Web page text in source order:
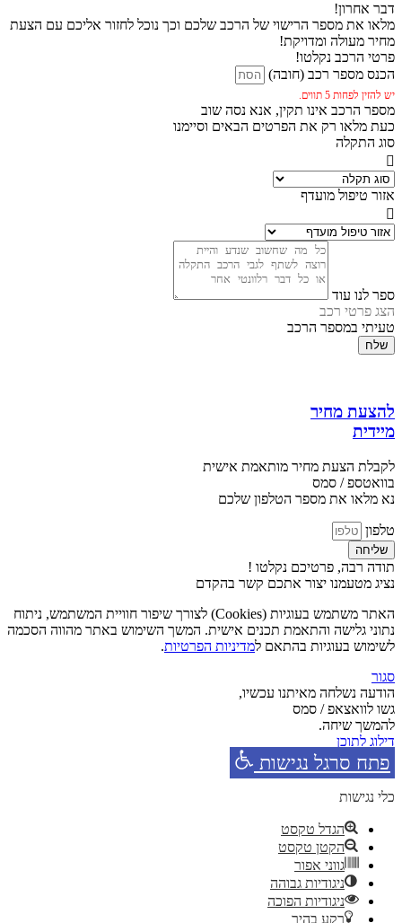
דבר אחרון!
מלאו את מספר הרישוי של הרכב שלכם וכך נוכל לחזור אליכם עם הצעת
מחיר מעולה ומדויקת!
פרטי הרכב נקלטו!
הכנס מספר רכב (חובה)
יש להזין לפחות 5 תווים.
מספר הרכב אינו תקין, אנא נסה שוב
כעת מלאו רק את הפרטים הבאים וסיימנו
סוג התקלה
אזור טיפול מועדף
ספר לנו עוד
הצג פרטי רכב
טעיתי במספר הרכב
שלח
להצעת מחיר
מיידית
לקבלת הצעת מחיר מותאמת אישית
בוואטספ / סמס
נא מלאו את מספר הטלפון שלכם
טלפון
שליחה
תודה רבה, פרטיכם נקלטו !
נציג מטעמנו יצור אתכם קשר בהקדם
האתר משתמש בעוגיות (Cookies) לצורך שיפור חוויית המשתמש, ניתוח
נתוני גלישה והתאמת תכנים אישית. המשך השימוש באתר מהווה הסכמה
לשימוש בעוגיות בהתאם למדיניות הפרטיות.
סגור
הודעה נשלחה מאיתנו עכשיו,
גשו לוואצאפ / סמס
להמשך שיחה.
דילוג לתוכן
פתח סרגל נגישות
כלי נגישות
הגדל טקסט
הקטן טקסט
גווני אפור
ניגודיות גבוהה
ניגודיות הפוכה
רקע בהיר